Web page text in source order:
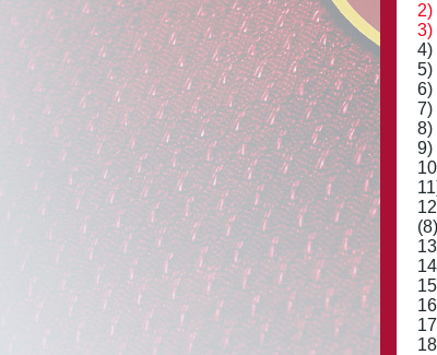
2)
3)
4)
5)
6)
7)
8)
9)
(8)